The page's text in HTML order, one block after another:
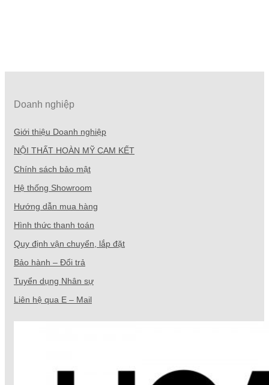
Doanh nghiệp
Giới thiệu Doanh nghiệp
NỘI THẤT HOÀN MỸ CAM KẾT
Chính sách bảo mật
Hệ thống Showroom
Hướng dẫn mua hàng
Hình thức thanh toán
Quy định vận chuyển, lắp đặt
Bảo hành – Đổi trả
Tuyển dụng Nhân sự
Liên hệ qua E – Mail